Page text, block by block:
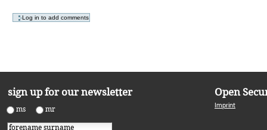
sign up for our newsletter
ms mr
Open
Imprint